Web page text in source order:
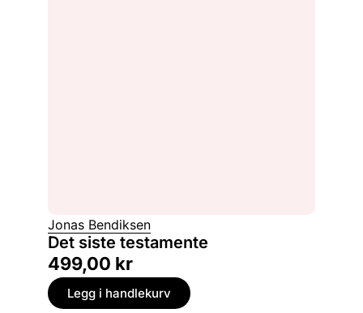
Jonas Bendiksen
Det siste testamente
499,00 kr
Legg i handlekurv